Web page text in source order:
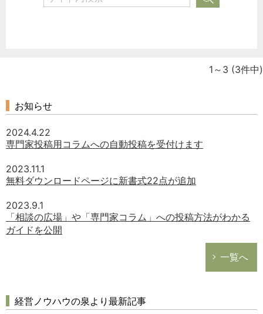
1～3 (3件中)
お知らせ
2024.4.22
専門家投稿用コラムへの自動投稿を受付けます
2023.11.1
無料ダウンロードページに新書式22点が追加
2023.9.1
「相談の広場」や「専門家コラム」への投稿方法がわかる
ガイドを公開
一覧へ
経営ノウハウの泉より最新記事